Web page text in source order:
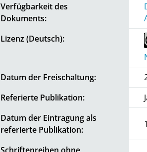
Verfügbarkeit des
Dokuments:
Lizenz (Deutsch):
Datum der Freischaltung:
Referierte Publikation:
Datum der Eintragung als
referierte Publikation: